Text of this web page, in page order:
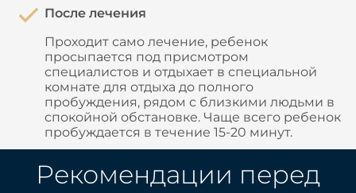
После лечения
Проходит само лечение, ребенок
просыпается под присмотром
специалистов и отдыхает в специальной
комнате для отдыха до полного
пробуждения, рядом с близкими людьми в
спокойной обстановке. Чаще всего ребенок
пробуждается в течение 15-20 минут.
Рекомендации перед